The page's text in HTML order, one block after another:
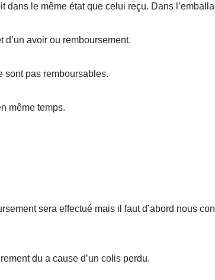
dans le même état que celui reçu. Dans
d’un avoir ou remboursement.
sont pas remboursables.
même temps.
sera effectué mais il faut d’abord nous
du a cause d’un colis perdu.